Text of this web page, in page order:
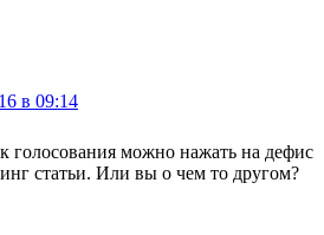
в 09:14
голосования можно нажать на дефис
статьи. Или вы о чем то другом?